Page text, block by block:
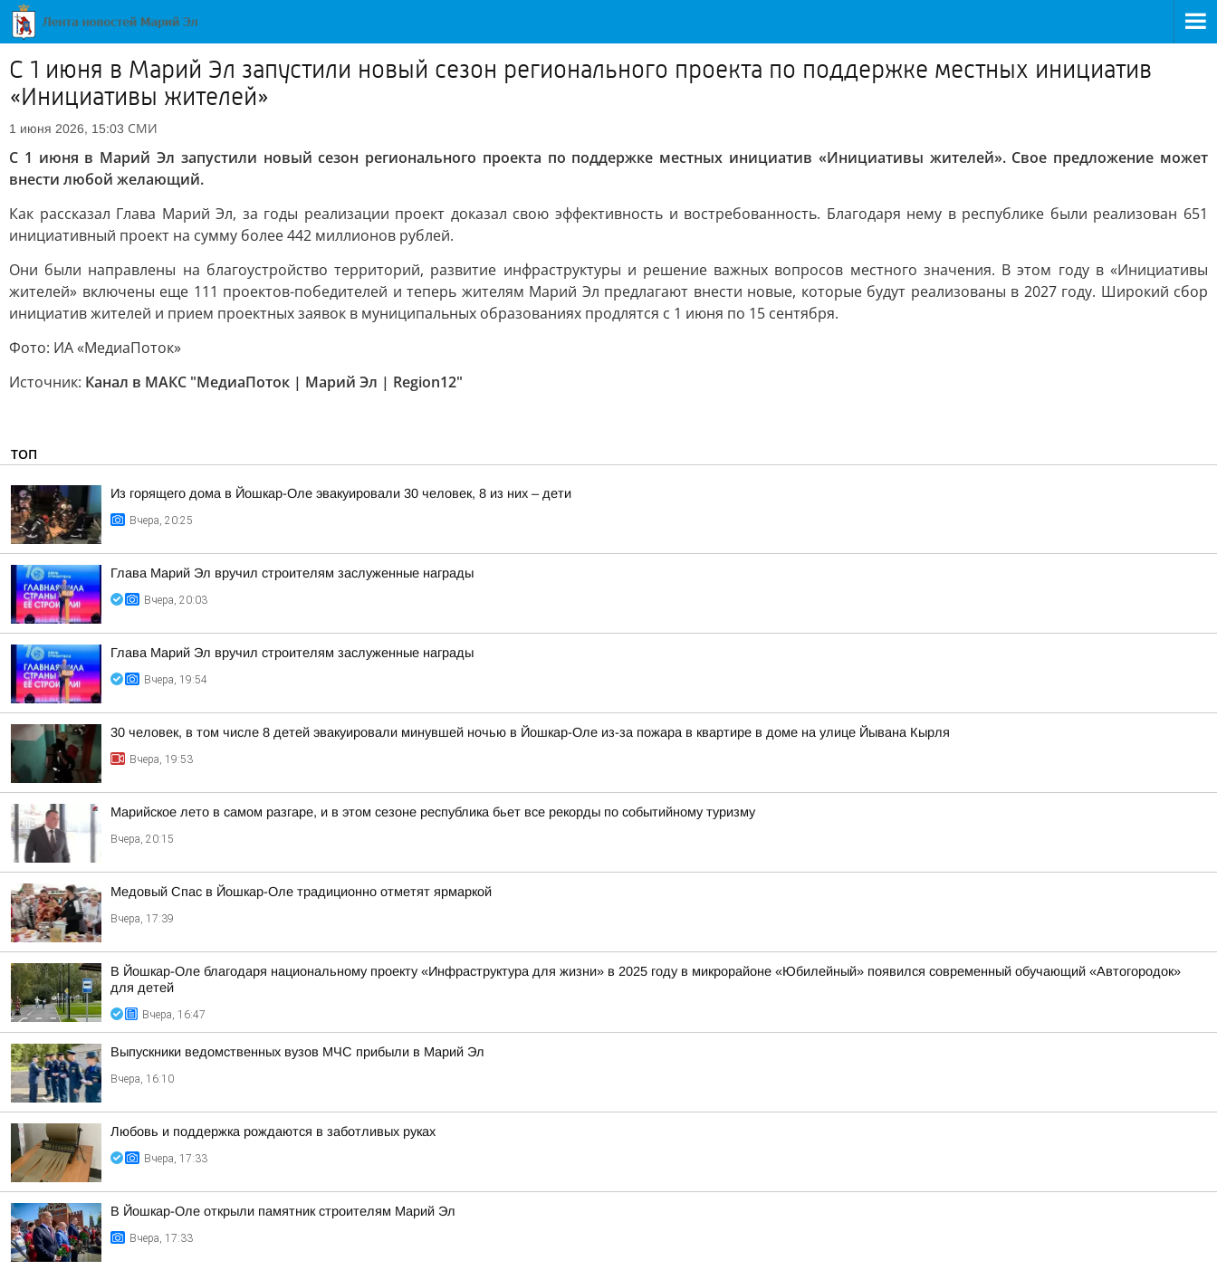
С 1 июня в Марий Эл запустили новый сезон регионального проекта по поддержке местных инициатив
«Инициативы жителей»
1 июня 2026, 15:03 СМИ
С 1 июня в Марий Эл запустили новый сезон регионального проекта по поддержке местных инициатив «Инициативы жителей». Свое предложение может
внести любой желающий.
Как рассказал Глава Марий Эл, за годы реализации проект доказал свою эффективность и востребованность. Благодаря нему в республике были реализован 651
инициативный проект на сумму более 442 миллионов рублей.
Они были направлены на благоустройство территорий, развитие инфраструктуры и решение важных вопросов местного значения. В этом году в «Инициативы
жителей» включены еще 111 проектов-победителей и теперь жителям Марий Эл предлагают внести новые, которые будут реализованы в 2027 году. Широкий сбор
инициатив жителей и прием проектных заявок в муниципальных образованиях продлятся с 1 июня по 15 сентября.
Фото: ИА «МедиаПоток»
Источник: Канал в МАКС "МедиаПоток | Марий Эл | Region12"
ТОП
Из горящего дома в Йошкар-Оле эвакуировали 30 человек, 8 из них – дети
Вчера, 20:25
Глава Марий Эл вручил строителям заслуженные награды
Вчера, 20:03
Глава Марий Эл вручил строителям заслуженные награды
Вчера, 19:54
30 человек, в том числе 8 детей эвакуировали минувшей ночью в Йошкар-Оле из-за пожара в квартире в доме на улице Йывана Кырля
Вчера, 19:53
Марийское лето в самом разгаре, и в этом сезоне республика бьет все рекорды по событийному туризму
Вчера, 20:15
Медовый Спас в Йошкар-Оле традиционно отметят ярмаркой
Вчера, 17:39
В Йошкар-Оле благодаря национальному проекту «Инфраструктура для жизни» в 2025 году в микрорайоне «Юбилейный» появился современный обучающий «Автогородок»
для детей
Вчера, 16:47
Выпускники ведомственных вузов МЧС прибыли в Марий Эл
Вчера, 16:10
Любовь и поддержка рождаются в заботливых руках
Вчера, 17:33
В Йошкар-Оле открыли памятник строителям Марий Эл
Вчера, 17:33